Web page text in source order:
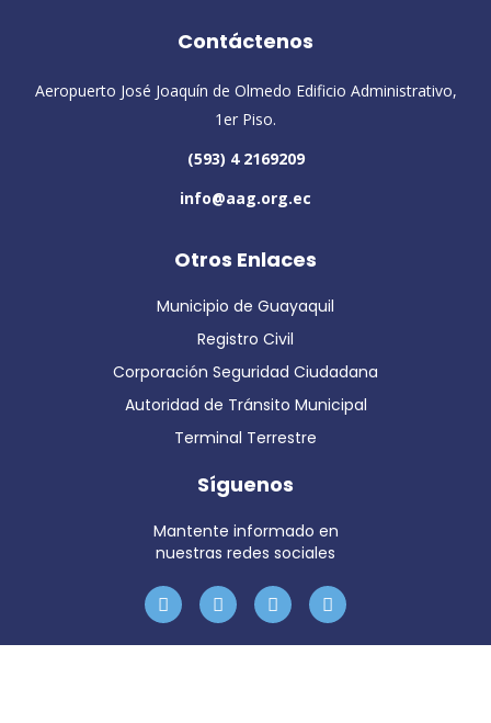
Contáctenos
Aeropuerto José Joaquín de Olmedo Edificio Administrativo,
1er Piso.
(593) 4 2169209
info@aag.org.ec
Otros Enlaces
Municipio de Guayaquil
Registro Civil
Corporación Seguridad Ciudadana
Autoridad de Tránsito Municipal
Terminal Terrestre
Síguenos
Mantente informado en
nuestras redes sociales